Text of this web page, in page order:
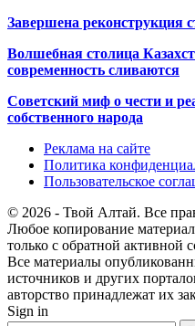
Завершена реконструкция
Волшебная столица
современность сливаются
Советский миф о чести и
собственного народа
Реклама на сайте
Политика
Пользовательское
© 2026 - Твой Алтай. Все
Любое копирование
только с обратной активной
Все материалы
источников и других
авторство принадлежат их
Sign in